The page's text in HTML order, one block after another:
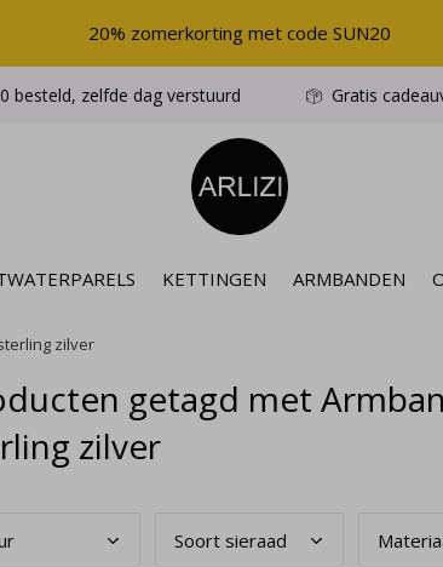
KETTINGEN ARMBANDEN
besteld, zelfde dag verstuurd Gratis
20% zomerkorting met code SUN20
zilver
getagd met
zilver
r Soort sieraad Mate